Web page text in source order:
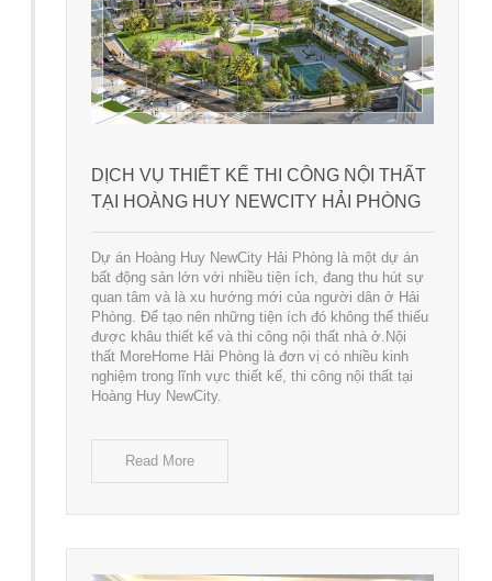
DỊCH VỤ THIẾT KẾ THI CÔNG NỘI THẤT
TẠI HOÀNG HUY NEWCITY HẢI PHÒNG
Dự án Hoàng Huy NewCity Hải Phòng là một dự án
bất động sản lớn với nhiều tiện ích, đang thu hút sự
quan tâm và là xu hướng mới của người dân ở Hải
Phòng. Để tạo nên những tiện ích đó không thể thiếu
được khâu thiết kế và thi công nội thất nhà ở.Nội
thất MoreHome Hải Phòng là đơn vị có nhiều kinh
nghiệm trong lĩnh vực thiết kế, thi công nội thất tại
Hoàng Huy NewCity.
Read More